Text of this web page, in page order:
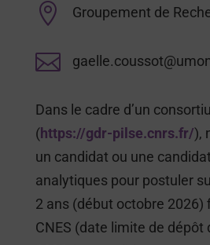
 Groupement de

Dans le cadre d’un
(https://gdr-pilse.cnrs.fr/),
un candidat ou une
analytiques pour postuler
2 ans (début octobre 2026)
CNES (date limite de dépôt